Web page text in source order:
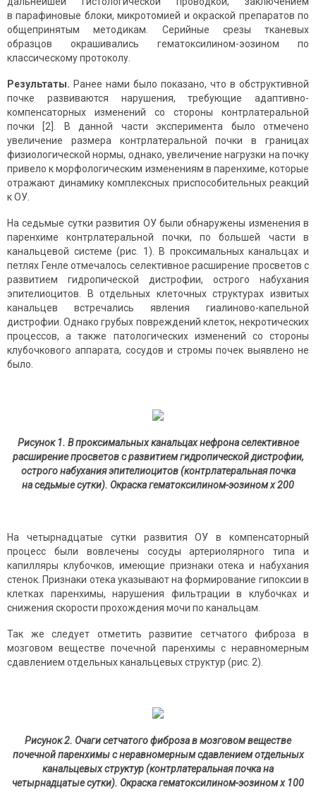
в парафиновые блоки, микротомией и окраской препаратов по
общепринятым методикам. Серийные срезы тканевых
образцов окрашивались гематоксилином-эозином по
классическому протоколу.
Результаты. Ранее нами было показано, что в обструктивной
почке развиваются нарушения, требующие адаптивно-
компенсаторных изменений со стороны контрлатеральной
почки [2]. В данной части эксперимента было отмечено
увеличение размера контрлатеральной почки в границах
физиологической нормы, однако, увеличение нагрузки на почку
привело к морфологическим изменениям в паренхиме, которые
отражают динамику комплексных приспособительных реакций
к ОУ.
На седьмые сутки развития ОУ были обнаружены изменения в
паренхиме контрлатеральной почки, по большей части в
канальцевой системе (рис. 1). В проксимальных канальцах и
петлях Генле отмечалось селективное расширение просветов с
развитием гидропической дистрофии, острого набухания
эпителиоцитов. В отдельных клеточных структурах извитых
канальцев встречались явления гиалиново-капельной
дистрофии. Однако грубых повреждений клеток, некроти­ческих
процессов, а также патологических изменений со стороны
клубочкового аппарата, сосудов и стромы почек выявлено не
было.
Рисунок 1. В проксимальных канальцах нефрона селективное
расширение просветов с развитием гидропической дистрофии,
острого набухания эпителиоцитов (контрлатеральная почка
на седьмые сутки). Окраска гематоксилином-эозином х 200
На четырнадцатые сутки развития ОУ в компенсаторный
процесс были вовлечены сосуды артериолярного типа и
капилляры клубочков, имеющие признаки отека и набухания
стенок. Признаки отека указы­вают на формирование гипоксии в
клетках паренхимы, нарушения фильтрации в клубочках и
снижения скорости прохождения мочи по канальцам.
Так же следует отметить развитие сетчатого фиброза в
мозговом веществе почечной паренхимы с неравномерным
сдавлением отдельных канальцевых структур (рис. 2).
Рисунок 2. Очаги сетчатого фиброза в мозговом веществе
почечной паренхимы с неравномерным сдавлением отдельных
канальцевых структур (контрлатеральная почка на
четырнадцатые сутки). Окраска гематоксилином-эозином х 100